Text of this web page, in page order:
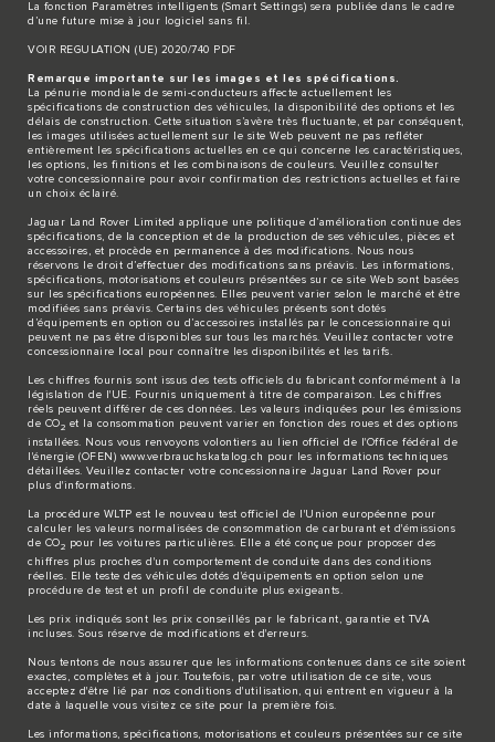
La fonction Paramètres intelligents (Smart Settings) sera publiée dans le cadre
d’une future mise à jour logiciel sans fil.
VOIR REGULATION (UE) 2020/740 PDF
Remarque importante sur les images et les spécifications.
La pénurie mondiale de semi-conducteurs affecte actuellement les
spécifications de construction des véhicules, la disponibilité des options et les
délais de construction. Cette situation s’avère très fluctuante, et par conséquent,
les images utilisées actuellement sur le site Web peuvent ne pas refléter
entièrement les spécifications actuelles en ce qui concerne les caractéristiques,
les options, les finitions et les combinaisons de couleurs. Veuillez consulter
votre concessionnaire pour avoir confirmation des restrictions actuelles et faire
un choix éclairé.
Jaguar Land Rover Limited applique une politique d’amélioration continue des
spécifications, de la conception et de la production de ses véhicules, pièces et
accessoires, et procède en permanence à des modifications. Nous nous
réservons le droit d’effectuer des modifications sans préavis. Les informations,
spécifications, motorisations et couleurs présentées sur ce site Web sont basées
sur les spécifications européennes. Elles peuvent varier selon le marché et être
modifiées sans préavis. Certains des véhicules présents sont dotés
d’équipements en option ou d’accessoires installés par le concessionnaire qui
peuvent ne pas être disponibles sur tous les marchés. Veuillez contacter votre
concessionnaire local pour connaître les disponibilités et les tarifs.
Les chiffres fournis sont issus des tests officiels du fabricant conformément à la
législation de l'UE. Fournis uniquement à titre de comparaison. Les chiffres
réels peuvent différer de ces données. Les valeurs indiquées pour les émissions
de CO2 et la consommation peuvent varier en fonction des roues et des options
installées. Nous vous renvoyons volontiers au lien officiel de l'Office fédéral de
l'énergie (OFEN) www.verbrauchskatalog.ch pour les informations techniques
détaillées. Veuillez contacter votre concessionnaire Jaguar Land Rover pour
plus d'informations.
La procédure WLTP est le nouveau test officiel de l'Union européenne pour
calculer les valeurs normalisées de consommation de carburant et d'émissions
de CO2
pour les voitures particulières. Elle a été conçue pour proposer des
chiffres plus proches d'un comportement de conduite dans des conditions
réelles. Elle teste des véhicules dotés d'équipements en option selon une
procédure de test et un profil de conduite plus exigeants.
Les prix indiqués sont les prix conseillés par le fabricant, garantie et TVA
incluses. Sous réserve de modifications et d'erreurs.
Nous tentons de nous assurer que les informations contenues dans ce site soient
exactes, complètes et à jour. Toutefois, par votre utilisation de ce site, vous
acceptez d'être lié par nos conditions d'utilisation, qui entrent en vigueur à la
date à laquelle vous visitez ce site pour la première fois.
Les informations, spécifications, motorisations et couleurs présentées sur ce site